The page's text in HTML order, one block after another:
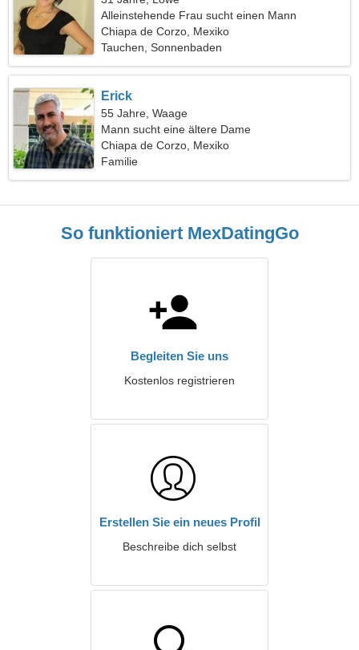
Alleinstehende Frau sucht einen Mann
Chiapa de Corzo, Mexiko
Tauchen, Sonnenbaden
Erick
55 Jahre, Waage
Mann sucht eine ältere Dame
Chiapa de Corzo, Mexiko
Familie
So funktioniert MexDatingGo
Begleiten Sie uns
Kostenlos registrieren
Erstellen Sie ein neues Profil
Beschreibe dich selbst